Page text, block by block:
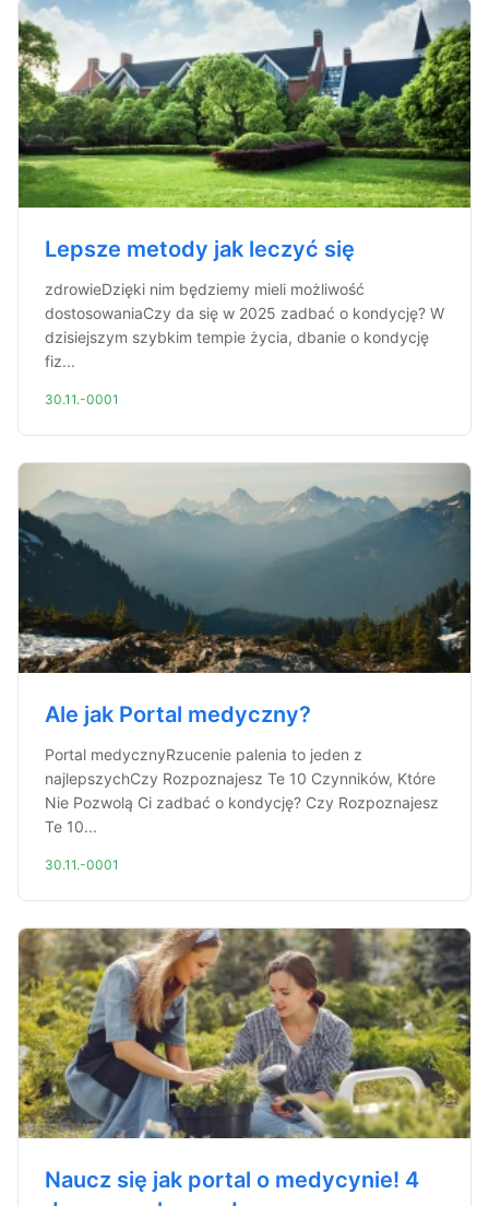
Lepsze metody jak leczyć się
zdrowieDzięki nim będziemy mieli możliwość
dostosowaniaCzy da się w 2025 zadbać o kondycję? W
dzisiejszym szybkim tempie życia, dbanie o kondycję
fiz...
30.11.-0001
Ale jak Portal medyczny?
Portal medycznyRzucenie palenia to jeden z
najlepszychCzy Rozpoznajesz Te 10 Czynników, Które
Nie Pozwolą Ci zadbać o kondycję? Czy Rozpoznajesz
Te 10...
30.11.-0001
Naucz się jak portal o medycynie! 4